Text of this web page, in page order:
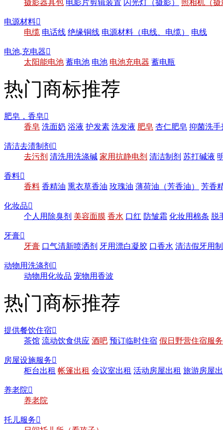
摄影器具包 电影片剪辑装置 闪光灯（摄影） 照相机（摄
电源材料
电缆 电话线 绝缘铜线 电源材料（电线、电缆） 电线
电池,充电器
太阳能电池 蓄电池 电池 电池充电器 蓄电瓶
热门商标推荐
肥皂，香皂
香皂 洗面奶 浴液 护发素 洗发液 肥皂 杏仁肥皂 抑菌洗手
清洁去渍制剂 
去污剂 清洗用洗涤碱 家用抗静电剂 清洁制剂 苏打碱液
香料
香料 香精油 熏衣草香油 玫瑰油 薄荷油（芳香油） 芳香
化妆品
个人用除臭剂 美容面膜 香水 口红 防皱霜 化妆用棉条 脱
牙膏
牙膏 口气清新喷洒剂 牙用漂白凝胶 口香水 清洁假牙用
动物用洗涤剂 
动物用化妆品 宠物用香波
热门商标推荐
提供餐饮住宿
茶馆 流动饮食供应 酒吧 预订临时住宿 假日野营住宿服务
房屋设施服务
柜台出租 帐篷出租 会议室出租 活动房屋出租 旅游房屋
养老院
养老院
托儿服务